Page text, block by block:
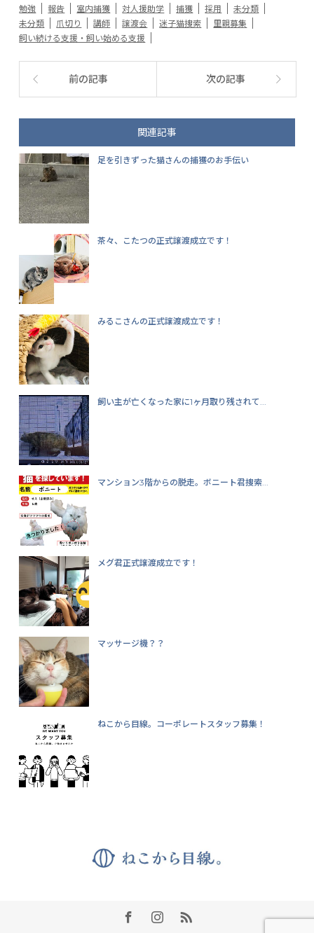
勉強
報告 室内捕獲 対人援助学 捕獲 採用
未分類
未分類
爪切り 講師 譲渡会 迷子猫捜索
里親募集
飼い続ける支援・飼い始める支援
前の記事 次の記事
関連記事
足を引きずった猫さんの捕獲のお手伝い
茶々、こたつの正式譲渡成立です！
みるこさんの正式譲渡成立です！
飼い主が亡くなった家に1ヶ月取り残されて...
マンション3階からの脱走。ボニート君捜索...
メグ君正式譲渡成立です！
マッサージ機？？
ねこから目線。コーポレートスタッフ募集！